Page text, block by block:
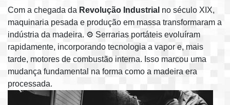
Com a chegada da Revolução Industrial no século XIX,
maquinaria pesada e produção em massa transformaram a
indústria da madeira. ⚙️ Serrarias portáteis evoluíram
rapidamente, incorporando tecnologia a vapor e, mais
tarde, motores de combustão interna. Isso marcou uma
mudança fundamental na forma como a madeira era
processada.